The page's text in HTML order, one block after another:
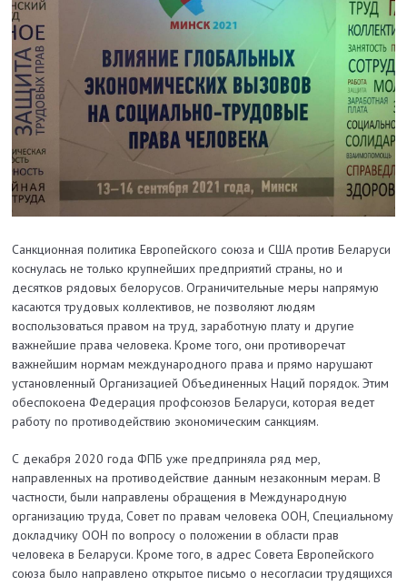
Санкционная политика Европейского союза и США против Беларуси
коснулась не только крупнейших предприятий страны, но и
десятков рядовых белорусов. Ограничительные меры напрямую
касаются трудовых коллективов, не позволяют людям
воспользоваться правом на труд, заработную плату и другие
важнейшие права человека. Кроме того, они противоречат
важнейшим нормам международного права и прямо нарушают
установленный Организацией Объединенных Наций порядок. Этим
обеспокоена Федерация профсоюзов Беларуси, которая ведет
работу по противодействию экономическим санкциям.
С декабря 2020 года ФПБ уже предприняла ряд мер,
направленных на противодействие данным незаконным мерам. В
частности, были направлены обращения в Международную
организацию труда, Совет по правам человека ООН, Специальному
докладчику ООН по вопросу о положении в области прав
человека в Беларуси. Кроме того, в адрес Совета Европейского
союза было направлено открытое письмо о несогласии трудящихся